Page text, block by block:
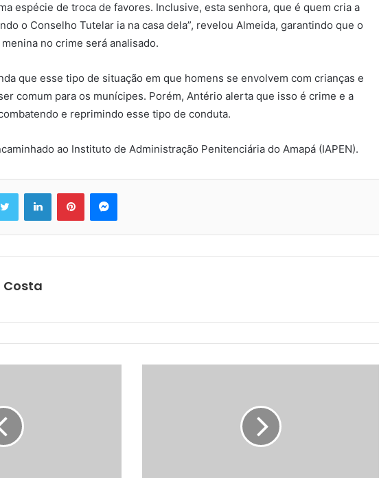
espécie de troca de favores. Inclusive, esta senhora, que é quem cria a
o Conselho Tutelar ia na casa dela”, revelou Almeida, garantindo que o
no crime será analisado.
que esse tipo de situação em que homens se envolvem com crianças e
comum para os munícipes. Porém, Antério alerta que isso é crime e a
e reprimindo esse tipo de conduta.
ao Instituto de Administração Penitenciária do Amapá (IAPEN).
Twitter LinkedinPinterestMessenger
Costa